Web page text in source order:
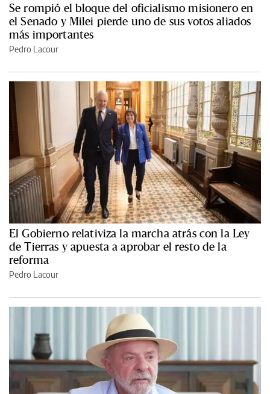
Se rompió el bloque del oficialismo misionero en
el Senado y Milei pierde uno de sus votos aliados
más importantes
Pedro Lacour
El Gobierno relativiza la marcha atrás con la Ley
de Tierras y apuesta a aprobar el resto de la
reforma
Pedro Lacour